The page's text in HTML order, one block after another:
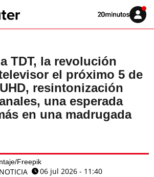
Volver
Iniciar
sesión
TDT, la revolución
el próximo 5 de
resintonización
una esperada
en una madrugada
Freepik
NOTICIA
06 jul 2026 - 11:40